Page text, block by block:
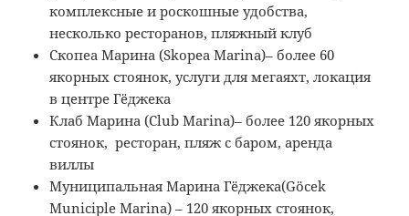
комплексные и роскошные удобства,
несколько ресторанов, пляжный клуб
Cкопеа Марина (Skopea Marina)– более 60
якорных стоянок, услуги для мегаяхт, локация
в центре Гёджека
Клаб Марина (Club Marina)– более 120 якорных
стоянок, ресторан, пляж с баром, аренда
виллы
Муниципальная Марина Гёджека(Göcek
Municiple Marina) – 120 якорных стоянок,